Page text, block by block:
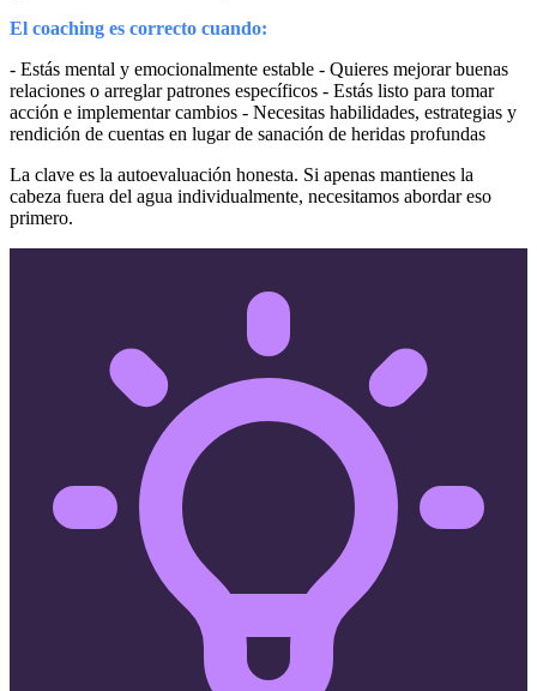
El coaching es correcto cuando:
- Estás mental y emocionalmente estable - Quieres mejorar buenas
relaciones o arreglar patrones específicos - Estás listo para tomar
acción e implementar cambios - Necesitas habilidades, estrategias y
rendición de cuentas en lugar de sanación de heridas profundas
La clave es la autoevaluación honesta. Si apenas mantienes la
cabeza fuera del agua individualmente, necesitamos abordar eso
primero.